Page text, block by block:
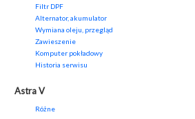
Filtr DPF
Alternator, akumulator
Wymiana oleju, przegląd
Zawieszenie
Komputer pokładowy
Historia serwisu
Astra V
Różne